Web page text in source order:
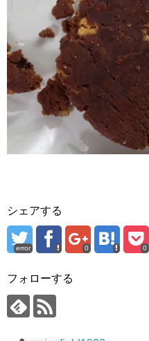
シェアする
error 0 0
フォローする